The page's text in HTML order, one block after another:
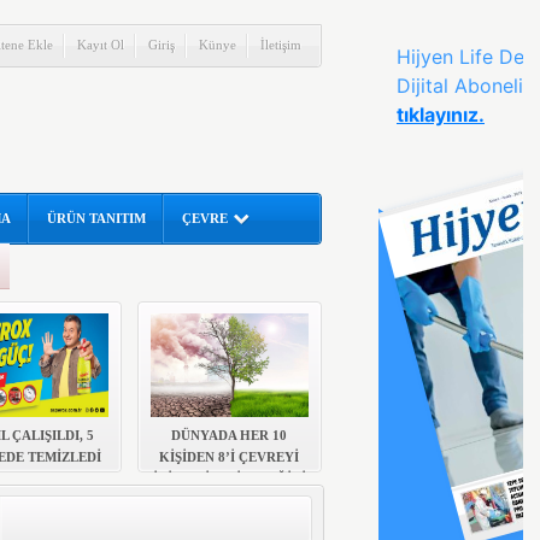
Ekle Kayıt Ol Giriş Künye İletişim
ÜRÜN TANITIM ÇEVRE
ÇALIŞILDI, 5
TEMİZLEDİ
DÜNYADA HER 10
KİŞİDEN 8’İ ÇEVREYİ
DÜŞÜNÜYOR